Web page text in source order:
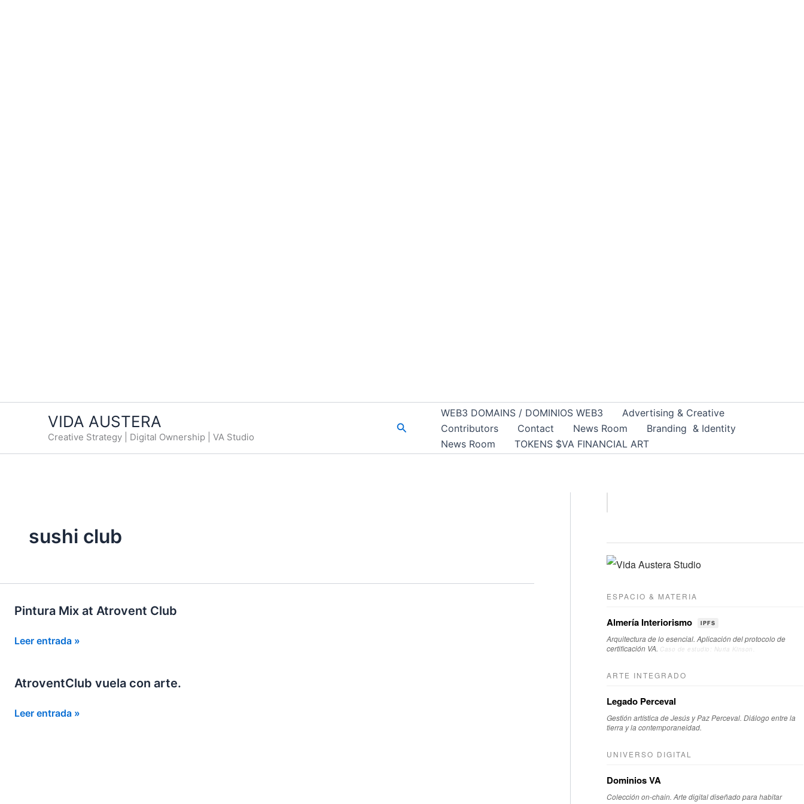
VIDA AUSTERA
Creative Strategy | Digital Ownership | VA Studio
Buscar
WEB3 DOMAINS / DOMINIOS WEB3
Advertising & Creative
Contributors
Contact News Room
Branding & Identity
News Room
TOKENS $VA FINANCIAL ART
sushi club
Pintura Mix at Atrovent Club
Pintura
Atrovent
Leer entrada »
AtroventClub vuela con arte.
AtroventClub
Leer entrada »
ESPACIO & MATERIA
Almería Interiorismo IPFS
Arquitectura de lo esencial. Aplicación del protocolo de
certificación VA. Caso de estudio: Nuria Kinson.
ARTE INTEGRADO
Legado Perceval
Gestión artística de Jesús y Paz Perceval. Diálogo entre la
tierra y la contemporaneidad.
UNIVERSO DIGITAL
Dominios VA
Colección on-chain. Arte digital diseñado para habitar